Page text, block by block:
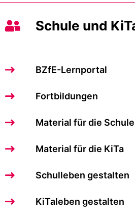
Schule und
BZfE-Lernportal
Fortbildungen
Material für die Schule
Material für die KiTa
Schulleben gestalten
KiTaleben gestalten